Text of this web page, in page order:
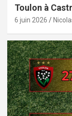
Toulon à
6 juin 2026